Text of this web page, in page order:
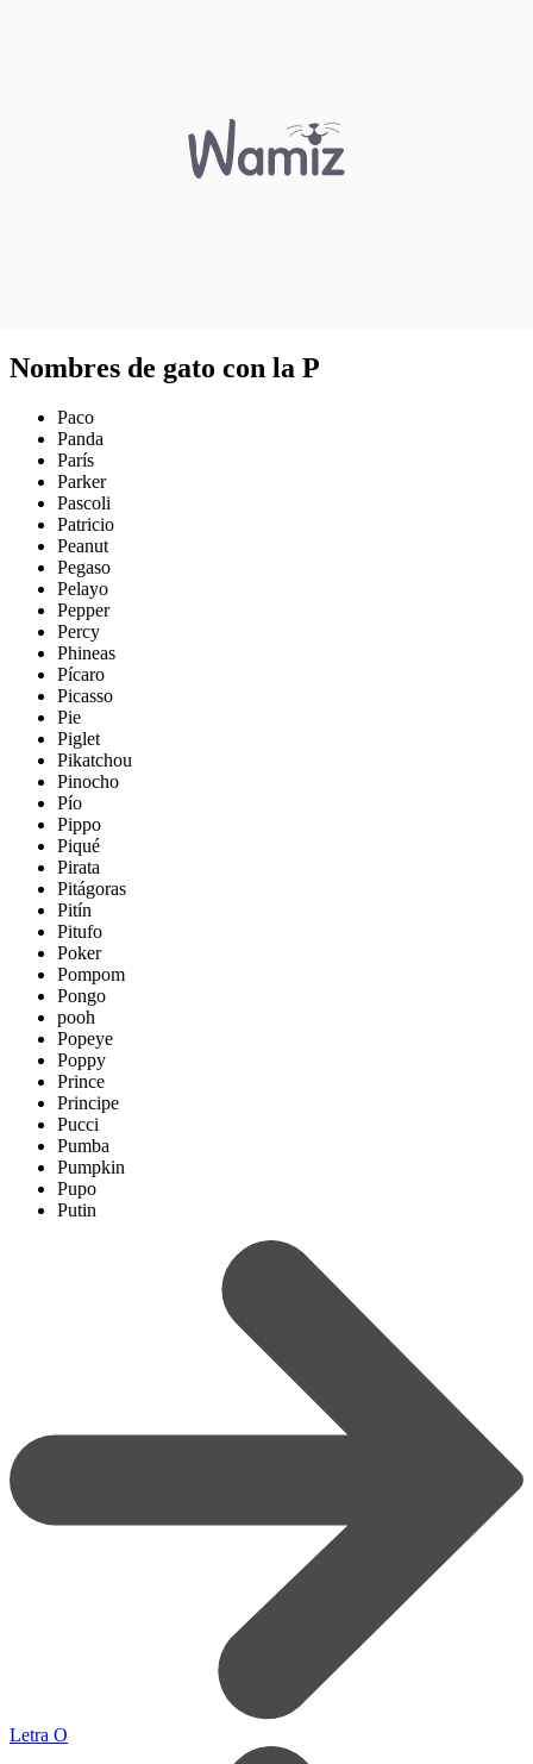
Nombres de gato con la P
Paco
Panda
París
Parker
Pascoli
Patricio
Peanut
Pegaso
Pelayo
Pepper
Percy
Phineas
Pícaro
Picasso
Pie
Piglet
Pikatchou
Pinocho
Pío
Pippo
Piqué
Pirata
Pitágoras
Pitín
Pitufo
Poker
Pompom
Pongo
pooh
Popeye
Poppy
Prince
Principe
Pucci
Pumba
Pumpkin
Pupo
Putin
Letra O